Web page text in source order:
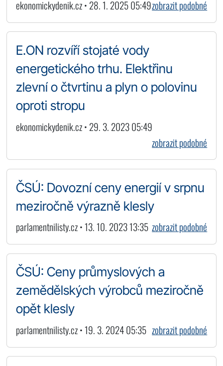
ekonomickydenik.cz • 28. 1. 2025 05:49zobrazit podobné
E.ON rozvíří stojaté vody
energetického trhu. Elektřinu
zlevní o čtvrtinu a plyn o polovinu
oproti stropu
ekonomickydenik.cz • 29. 3. 2023 05:49
zobrazit podobné
ČSÚ: Dovozní ceny energií v srpnu
meziročně výrazně klesly
parlamentnilisty.cz • 13. 10. 2023 13:35 zobrazit podobné
ČSÚ: Ceny průmyslových a
zemědělských výrobců meziročně
opět klesly
parlamentnilisty.cz • 19. 3. 2024 05:35 zobrazit podobné